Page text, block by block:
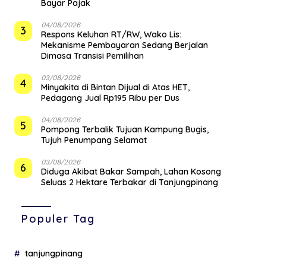
Bayar Pajak
3 04/08/2026
‎Respons Keluhan RT/RW, Wako Lis:
Mekanisme Pembayaran Sedang Berjalan
Dimasa Transisi Pemilihan
4 03/08/2026
Minyakita di Bintan Dijual di Atas HET,
Pedagang Jual Rp195 Ribu per Dus
5 04/08/2026
Pompong Terbalik Tujuan Kampung Bugis,
Tujuh Penumpang Selamat
6 03/08/2026
Diduga Akibat Bakar Sampah, Lahan Kosong
Seluas 2 Hektare Terbakar di Tanjungpinang
Populer Tag
tanjungpinang